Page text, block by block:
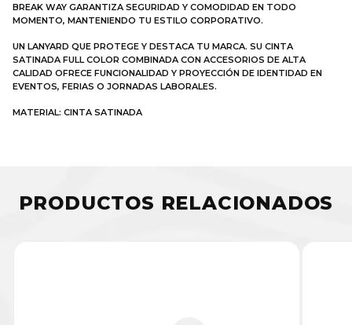
BREAK WAY GARANTIZA SEGURIDAD Y COMODIDAD EN TODO
MOMENTO, MANTENIENDO TU ESTILO CORPORATIVO.
UN LANYARD QUE PROTEGE Y DESTACA TU MARCA. SU CINTA
SATINADA FULL COLOR COMBINADA CON ACCESORIOS DE ALTA
CALIDAD OFRECE FUNCIONALIDAD Y PROYECCIÓN DE IDENTIDAD EN
EVENTOS, FERIAS O JORNADAS LABORALES.
MATERIAL: CINTA SATINADA
PRODUCTOS RELACIONADOS